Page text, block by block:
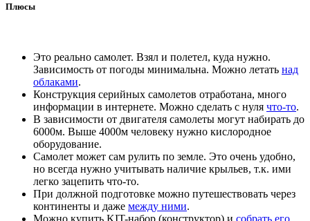
Плюсы
Это реально самолет. Взял и полетел, куда нужно.
Зависимость от погоды минимальна. Можно летать над
облаками.
Конструкция серийных самолетов отработана, много
информации в интернете. Можно сделать с нуля что-то.
В зависимости от двигателя самолеты могут набирать до
6000м. Выше 4000м человеку нужно кислородное
оборудование.
Самолет может сам рулить по земле. Это очень удобно,
но всегда нужно учитывать наличие крыльев, т.к. ими
легко зацепить что-то.
При должной подготовке можно путешествовать через
континенты и даже между ними.
Можно купить KIT-набор (конструктор) и собрать его